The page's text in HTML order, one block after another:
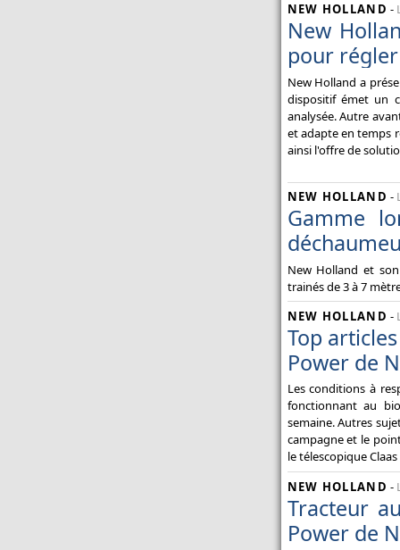
NEW HOLLAND -
New
pour
New Holland a
dispositif émet un
analysée. Autre
et adapte en temps
ainsi l'offre de
NEW HOLLAND -
Gamme
New Holland et
trainés de 3 à 7
NEW HOLLAND -
Top
Power de
Les conditions à
fonctionnant au
semaine. Autres
campagne et le
le télescopique
NEW HOLLAND -
Tracteur
Power de